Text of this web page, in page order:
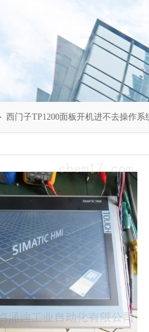
西门子TP1200面板开机进不去操作系